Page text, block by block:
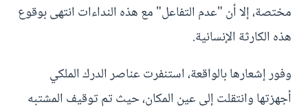
مختصة، إلا أن "عدم التفاعل" مع هذه النداءات انتهى بوقوع
هذه الكارثة الإنسانية.
وفور إشعارها بالواقعة، استنفرت عناصر الدرك الملكي
أجهزتها وانتقلت إلى عين المكان، حيث تم توقيف المشتبه